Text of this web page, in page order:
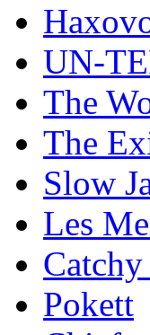
UN-
The
The
Slow
Les
Pokett